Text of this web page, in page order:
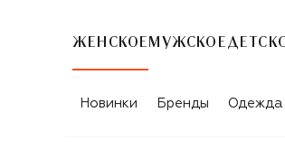
ЖЕНСКОЕ МУЖСКОЕ
ЖЕНСКИЕ КОЖАНЫЕ
Новинки Бренды Одежда